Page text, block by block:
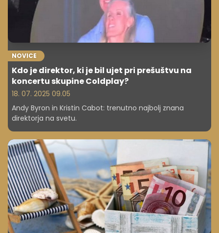
NOVICE
Kdo je direktor, ki je bil ujet pri prešuštvu na
koncertu skupine Coldplay?
18. 07. 2025 09.05
Andy Byron in Kristin Cabot: trenutno najbolj znana
direktorja na svetu.